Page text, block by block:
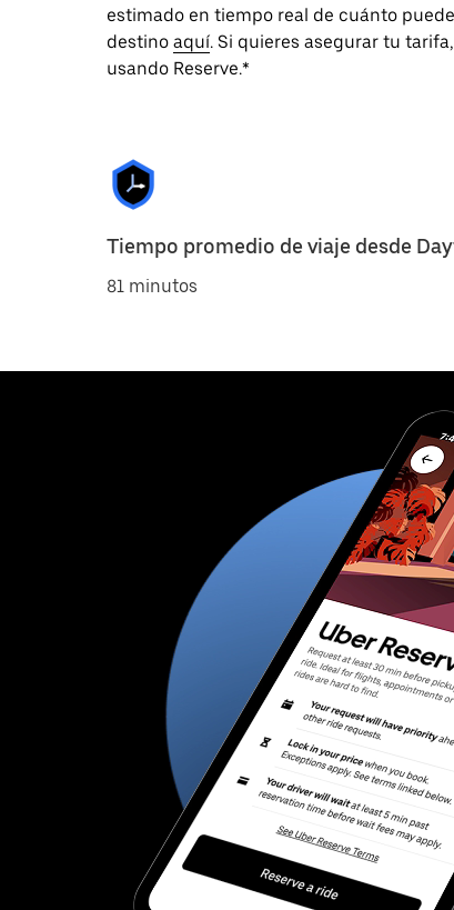
estimado en tiempo real de cuánto
destino aquí. Si quieres asegurar tu
usando Reserve.*
Tiempo promedio de viaje desde
81 minutos